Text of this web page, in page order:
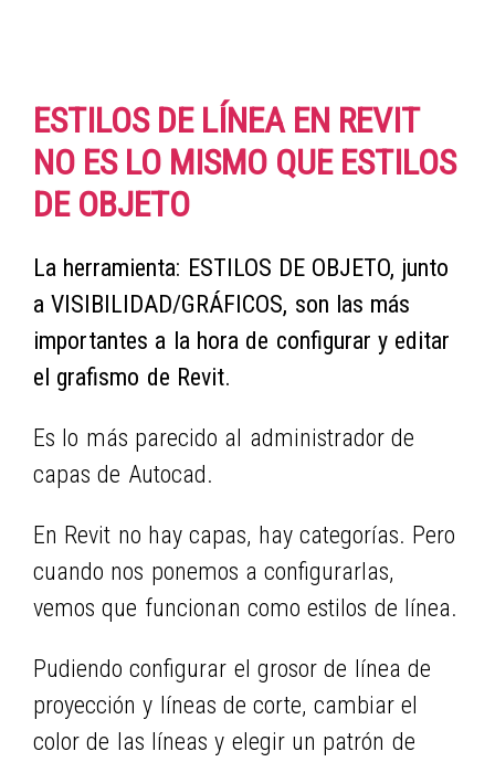
ESTILOS DE LÍNEA EN REVIT
NO ES LO MISMO QUE ESTILOS
DE OBJETO
La herramienta: ESTILOS DE OBJETO, junto
a VISIBILIDAD/GRÁFICOS, son las más
importantes a la hora de configurar y editar
el grafismo de Revit.
Es lo más parecido al administrador de
capas de Autocad.
En Revit no hay capas, hay categorías. Pero
cuando nos ponemos a configurarlas,
vemos que funcionan como estilos de línea.
Pudiendo configurar el grosor de línea de
proyección y líneas de corte, cambiar el
color de las líneas y elegir un patrón de